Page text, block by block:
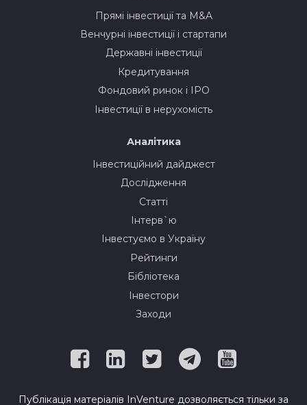
Прямі інвестиції та M&A
Венчурні інвестиції і стартапи
Державні інвестиції
Кредитування
Фондовий ринок і IPO
Інвестиції в нерухомість
Аналітика
Інвестиційний дайджест
Дослідження
Статті
Інтерв`ю
Інвестуємо в Україну
Рейтинги
Бібліотека
Інвестори
Заходи
Публікація матеріалів InVenture дозволяється тільки за